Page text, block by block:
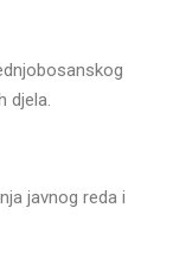
djela.
javnog reda i